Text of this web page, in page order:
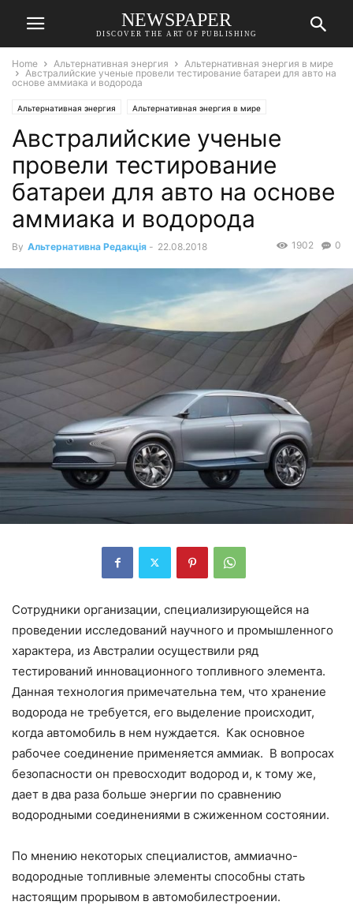
NEWSPAPER
DISCOVER THE ART OF PUBLISHING
Home Альтернативная энергия
Альтернативная энергия в мире
Австралийские ученые провели тестирование батареи для авто на
основе аммиака и водорода
Альтернативная энергия Альтернативная энергия в мире
Австралийские ученые
провели тестирование
батареи для авто на основе
аммиака и водорода
By Альтернативна Редакція - 22.08.2018 0
1902
Сотрудники организации, специализирующейся на
проведении исследований научного и промышленного
характера, из Австралии осуществили ряд
тестирований инновационного топливного элемента.
Данная технология примечательна тем, что хранение
водорода не требуется, его выделение происходит,
когда автомобиль в нем нуждается. Как основное
рабочее соединение применяется аммиак. В вопросах
безопасности он превосходит водород и, к тому же,
дает в два раза больше энергии по сравнению
водородными соединениями в сжиженном состоянии.
По мнению некоторых специалистов, аммиачно-
водородные топливные элементы способны стать
настоящим прорывом в автомобилестроении.